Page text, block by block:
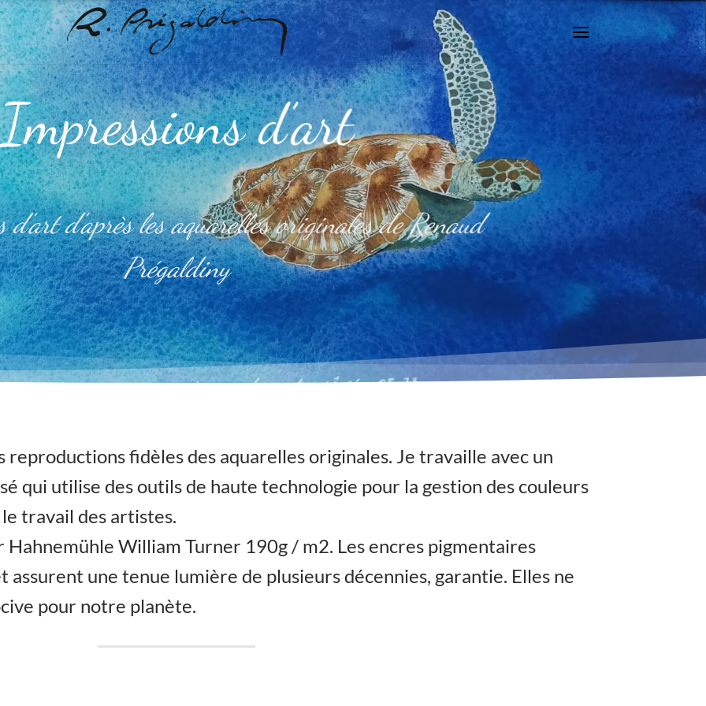
Impressions d’art
d’art d’après les aquarelles originales de Renaud
Prégaldiny
reproductions fidèles des aquarelles originales. Je travaille avec un
qui utilise des outils de haute technologie pour la gestion des couleurs
travail des artistes.
Hahnemühle William Turner 190g / m2. Les encres pigmentaires
assurent une tenue lumière de plusieurs décennies, garantie. Elles ne
pour notre planète.